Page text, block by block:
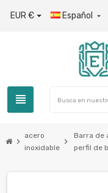
EUR € Español 
view_headline
chevron_right
acero
inoxidable
chevron_right
Barra de
perfil de